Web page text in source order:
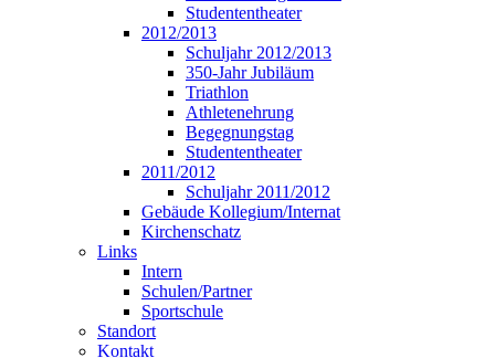
Studententheater
2012/2013
Schuljahr 2012/2013
350-Jahr Jubiläum
Triathlon
Athletenehrung
Begegnungstag
Studententheater
2011/2012
Schuljahr 2011/2012
Gebäude Kollegium/Internat
Kirchenschatz
Links
Intern
Schulen/Partner
Sportschule
Standort
Kontakt